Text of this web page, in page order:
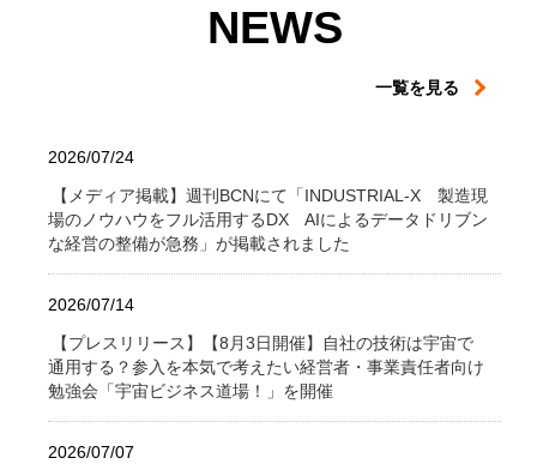
NEWS
一覧を見る
2026/07/24
【メディア掲載】週刊BCNにて「INDUSTRIAL-X 製造現
場のノウハウをフル活用するDX AIによるデータドリブン
な経営の整備が急務」が掲載されました
2026/07/14
【プレスリリース】【8月3日開催】自社の技術は宇宙で
通用する？参入を本気で考えたい経営者・事業責任者向け
勉強会「宇宙ビジネス道場！」を開催
2026/07/07